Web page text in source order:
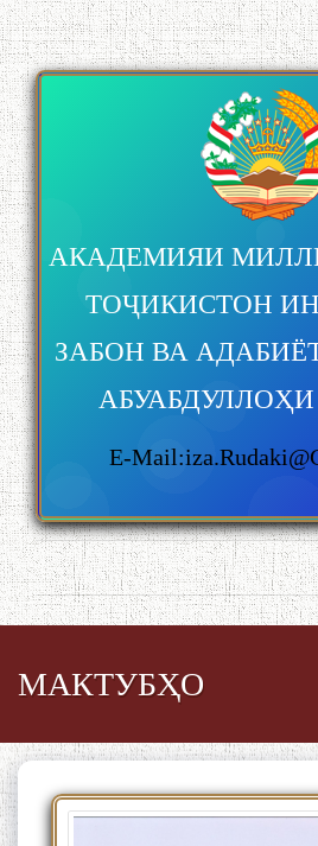
АКАДЕМИЯИ
ТОҶИКИСТОН
ЗАБОН ВА
E-
МАКТУБҲО